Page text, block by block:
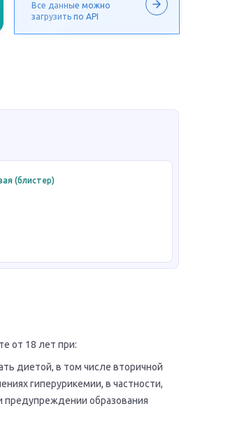
Все данные можно
загрузить по API
(блистер)
от 18 лет при:
диетой, в том числе вторичной
гиперурикемии, в частности,
предупреждении образования